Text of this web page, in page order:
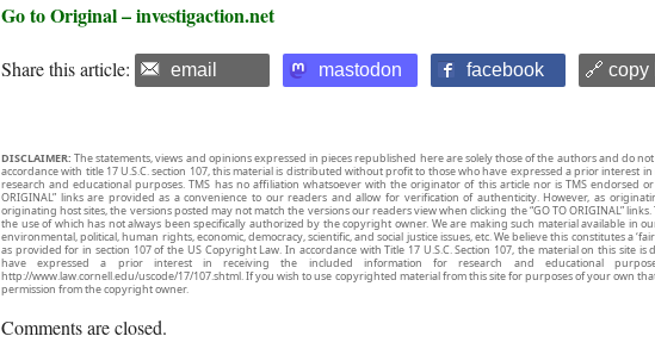
Go to Original – investigaction.net
Share this article: email mastodon facebook 🔗 copy
DISCLAIMER: The statements, views and opinions expressed in pieces republished here are solely those of the authors and do
accordance with title 17 U.S.C. section 107, this material is distributed without profit to those who have expressed a prior interest
research and educational purposes. TMS has no affiliation whatsoever with the originator of this article nor is TMS endorsed
ORIGINAL” links are provided as a convenience to our readers and allow for verification of authenticity. However, as
originating host sites, the versions posted may not match the versions our readers view when clicking the “GO TO ORIGINAL”
the use of which has not always been specifically authorized by the copyright owner. We are making such material available in
environmental, political, human rights, economic, democracy, scientific, and social justice issues, etc. We believe this constitutes a
as provided for in section 107 of the US Copyright Law. In accordance with Title 17 U.S.C. Section 107, the material on this site
have expressed a prior interest in receiving the included information for research and educational
http://www.law.cornell.edu/uscode/17/107.shtml. If you wish to use copyrighted material from this site for purposes of your own
permission from the copyright owner.
Comments are closed.